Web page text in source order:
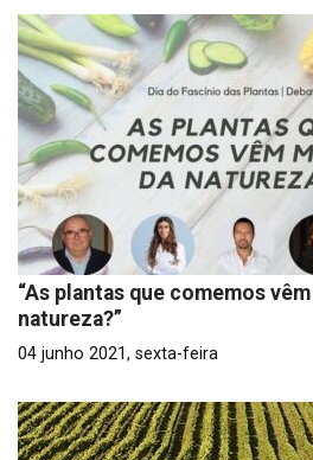
“As plantas que comemos
natureza?”
04 junho 2021, sexta-feira